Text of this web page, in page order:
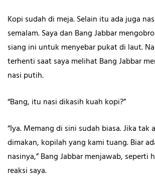
Kopi sudah di meja. Selain itu ada juga
semalam. Saya dan Bang Jabbar
siang ini untuk menyebar pukat di laut.
terhenti saat saya melihat Bang Jabbar
nasi putih.
“Bang, itu nasi dikasih kuah kopi?”
“Iya. Memang di sini sudah biasa. Jika tak
dimakan, kopilah yang kami tuang. Biar
nasinya,” Bang Jabbar menjawab, seperti
reaksi saya.